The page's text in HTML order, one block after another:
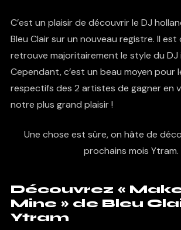
C’est un plaisir de découvrir le DJ
Bleu Clair sur un nouveau registre. Il est
retrouve majoritairement le style du DJ
Cependant, c’est un beau moyen pour
respectifs des 2 artistes de gagner en
notre plus grand plaisir !
Une chose est sûre, on hâte de
prochains mois Ytram.
Découvrez «
Mine » de Bleu
Ytram